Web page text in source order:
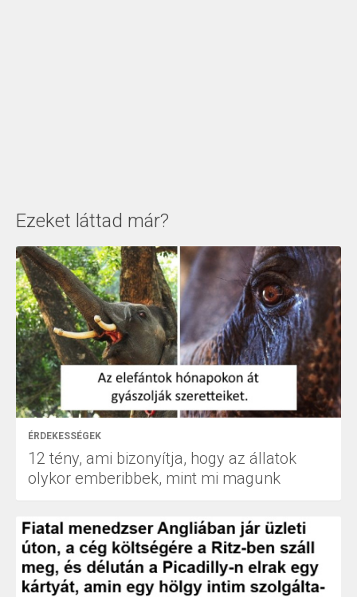
Ezeket láttad már?
ÉRDEKESSÉGEK
12 tény, ami bizonyítja, hogy az állatok
olykor emberibbek, mint mi magunk